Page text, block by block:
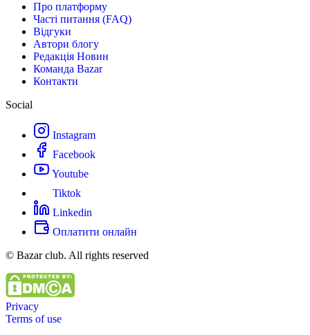
Про платформу
Часті питання (FAQ)
Відгуки
Автори блогу
Редакція Новин
Команда Bazar
Контакти
Social
Instagram
Facebook
Youtube
Tiktok
Linkedin
Оплатити онлайн
© Bazar club. All rights reserved
Privacy
Terms of use